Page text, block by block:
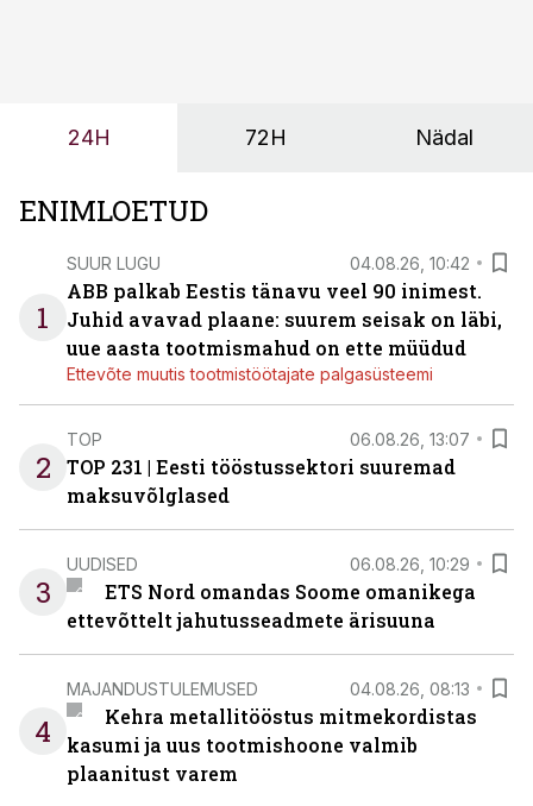
24H 72H Nädal
ENIMLOETUD
1
SUUR LUGU 04.08.26, 10:42
ABB palkab Eestis tänavu veel 90 inimest.
Juhid avavad plaane: suurem seisak on läbi,
uue aasta tootmismahud on ette müüdud
Ettevõte muutis tootmistöötajate palgasüsteemi
2
TOP 06.08.26, 13:07
TOP 231 | Eesti tööstussektori suuremad
maksuvõlglased
3
UUDISED 06.08.26, 10:29
ETS Nord omandas Soome omanikega
ettevõttelt jahutusseadmete ärisuuna
4
MAJANDUSTULEMUSED 04.08.26, 08:13
Kehra metallitööstus mitmekordistas
kasumi ja uus tootmishoone valmib
plaanitust varem